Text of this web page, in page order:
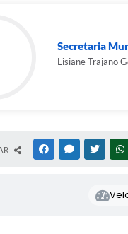
Secretaria
Lisiane Trajano
FACEBOOKMESSENGER